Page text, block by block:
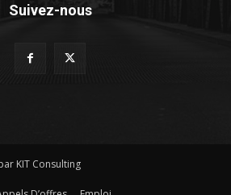
Suivez-nous
KIT Consulting